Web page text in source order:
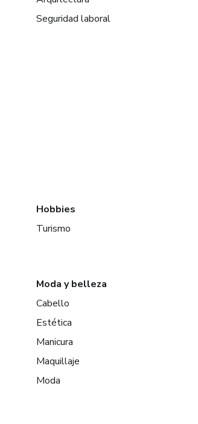
Seguridad laboral
Hobbies
Turismo
Moda y belleza
Cabello
Estética
Manicura
Maquillaje
Moda